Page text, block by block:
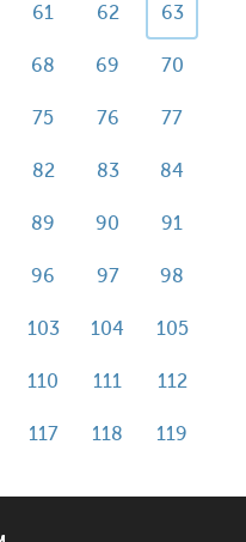
61 62 63
68 69 70
75 76 77
82 83 84
89 90 91
96 97 98
103 104 105
110 111 112
117 118 119